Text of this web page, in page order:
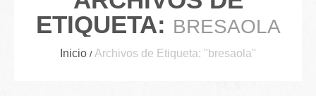
ETIQUETA: BRESAOLA
Inicio Archivos de Etiqueta: "bresaola"